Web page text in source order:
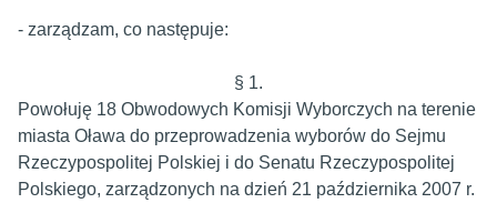
- zarządzam, co następuje:
§ 1.
Powołuję 18 Obwodowych Komisji Wyborczych na terenie
miasta Oława do przeprowadzenia wyborów do Sejmu
Rzeczypospolitej Polskiej i do Senatu Rzeczypospolitej
Polskiego, zarządzonych na dzień 21 października 2007 r.